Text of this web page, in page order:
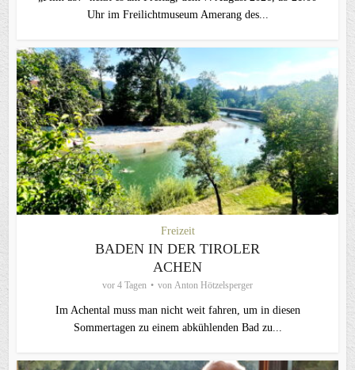
Uhr im Freilichtmuseum Amerang des...
Freizeit
BADEN IN DER TIROLER
ACHEN
vor 4 Tagen von Anton Hötzelsperger
Im Achental muss man nicht weit fahren, um in diesen
Sommertagen zu einem abkühlenden Bad zu...